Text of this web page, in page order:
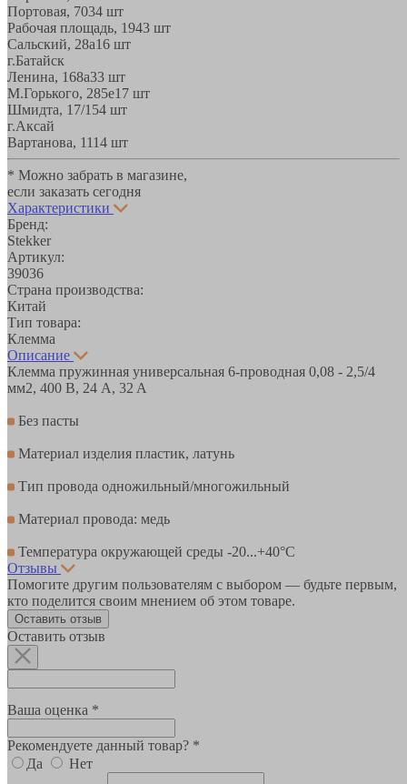
Портовая, 7034 шт
Рабочая площадь, 1943 шт
Сальский, 28a16 шт
г.Батайск
Ленина, 168а33 шт
М.Горького, 285е17 шт
Шмидта, 17/1 54 шт
г.Аксай
Вартанова, 1114 шт
* Можно забрать в магазине,
если заказать сегодня
Характеристики
Бренд:
Stekker
Артикул:
39036
Страна производства:
Китай
Тип товара:
Клемма
Описание
Клемма пружинная универсальная 6-проводная 0,08 - 2,5/4
мм2, 400 В, 24 A, 32 A
Без пасты
Материал изделия пластик, латунь
Тип провода одножильный/многожильный
Материал провода: медь
Температура окружающей среды -20...+40°C
Отзывы
Помогите другим пользователям с выбором — будьте первым,
кто поделится своим мнением об этом товаре.
Оставить отзыв
Оставить отзыв
Ваша оценка *
Рекомендуете данный товар? *
Да
Нет